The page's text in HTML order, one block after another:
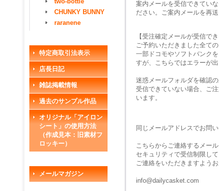
CHUNKY BUNNY
raranene
特定商取引法表示
店長日記
雑誌掲載情報
過去のサンプル作品
オリジナル「アイロン
シート」の使用方法
（作成見本：旧素材フ
ロッキー）
メールマガジン
案内メールを受信できてい
ださい。ご案内メールを再
【受注確定メールが受信で
ご予約いただきました全て
一部ドコモやソフトバンク
すが、こちらではエラーが
迷惑メールフォルダを確認
受信できていない場合、ご
います。
同じメールアドレスでお問
こちらからご連絡するメー
セキュリティで受信制限し
ご連絡をいただきますよう
info@dailycasket.com